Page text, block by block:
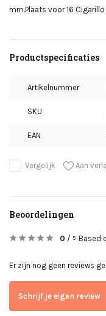
mm.Plaats voor 16
Productspecificaties
Artikelnummer
SKU
EAN
Vergelijk Aan
Beoordelingen
0 / 5 Based
Er zijn nog geen reviews
Schrijf je eigen review